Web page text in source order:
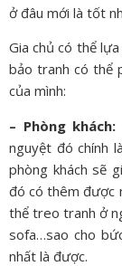
ở đâu mới là tốt
Gia chủ có thể
bảo tranh có thể
của mình:
– Phòng khách:
nguyệt đó chính
phòng khách sẽ
đó có thêm được
thể treo tranh ở
sofa…sao cho
nhất là được.